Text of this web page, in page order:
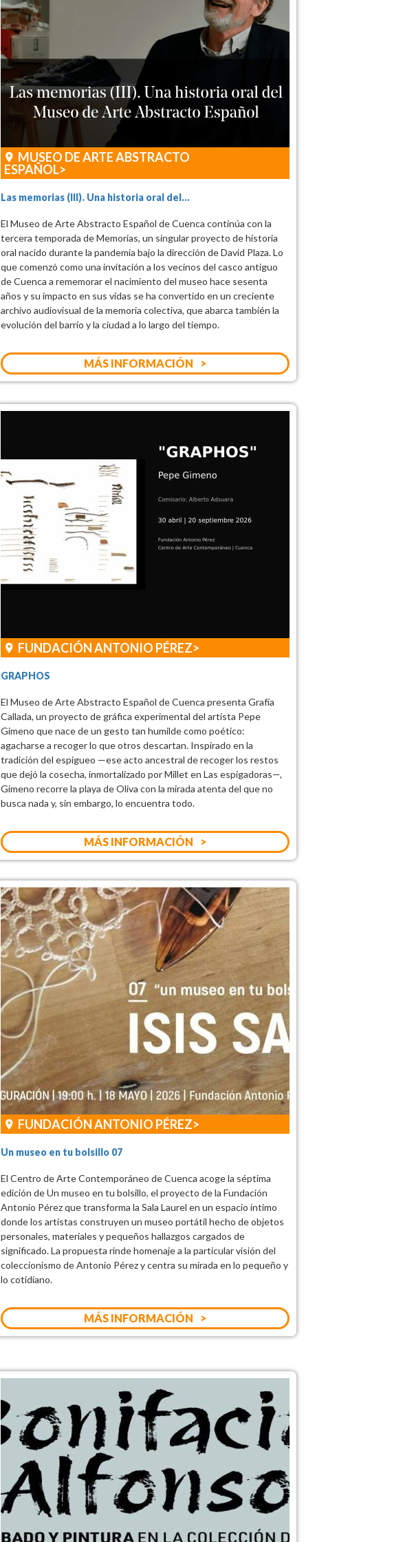
MUSEO DE ARTE ABSTRACTO
ESPAÑOL
Las memorias (III). Una historia oral del...
El Museo de Arte Abstracto Español de Cuenca continúa con la
tercera temporada de Memorias, un singular proyecto de historia
oral nacido durante la pandemia bajo la dirección de David Plaza. Lo
que comenzó como una invitación a los vecinos del casco antiguo
de Cuenca a rememorar el nacimiento del museo hace sesenta
años y su impacto en sus vidas se ha convertido en un creciente
archivo audiovisual de la memoria colectiva, que abarca también la
evolución del barrio y la ciudad a lo largo del tiempo.
MÁS INFORMACIÓN
FUNDACIÓN ANTONIO PÉREZ
GRAPHOS
El Museo de Arte Abstracto Español de Cuenca presenta Grafía
Callada, un proyecto de gráfica experimental del artista Pepe
Gimeno que nace de un gesto tan humilde como poético:
agacharse a recoger lo que otros descartan. Inspirado en la
tradición del espigueo —ese acto ancestral de recoger los restos
que dejó la cosecha, inmortalizado por Millet en Las espigadoras—,
Gimeno recorre la playa de Oliva con la mirada atenta del que no
busca nada y, sin embargo, lo encuentra todo.
MÁS INFORMACIÓN
FUNDACIÓN ANTONIO PÉREZ
Un museo en tu bolsillo 07
El Centro de Arte Contemporáneo de Cuenca acoge la séptima
edición de Un museo en tu bolsillo, el proyecto de la Fundación
Antonio Pérez que transforma la Sala Laurel en un espacio íntimo
donde los artistas construyen un museo portátil hecho de objetos
personales, materiales y pequeños hallazgos cargados de
significado. La propuesta rinde homenaje a la particular visión del
coleccionismo de Antonio Pérez y centra su mirada en lo pequeño y
lo cotidiano.
MÁS INFORMACIÓN